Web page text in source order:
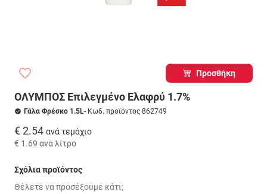
Προσθήκη
ΟΛΥΜΠΟΣ Επιλεγμένο Ελαφρύ 1.7%
Γάλα Φρέσκο 1.5L- Κωδ. προϊόντος 862749
€ 2.54 ανά τεμάχιο
€ 1.69 ανά λίτρο
Σχόλια προϊόντος